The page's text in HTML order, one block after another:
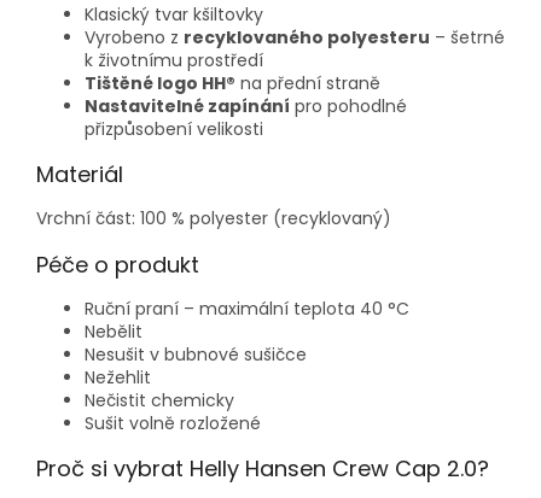
Klasický tvar kšiltovky
Vyrobeno z recyklovaného polyesteru – šetrné
k životnímu prostředí
Tištěné logo HH® na přední straně
Nastavitelné zapínání pro pohodlné
přizpůsobení velikosti
Materiál
Vrchní část: 100 % polyester (recyklovaný)
Péče o produkt
Ruční praní – maximální teplota 40 °C
Nebělit
Nesušit v bubnové sušičce
Nežehlit
Nečistit chemicky
Sušit volně rozložené
Proč si vybrat Helly Hansen Crew Cap 2.0?